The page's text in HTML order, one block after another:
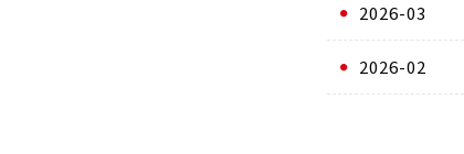
2026-03
2026-02